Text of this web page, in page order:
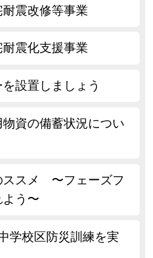
震改修等事業
震化支援事業
設置しましょう
資の備蓄状況につい
ススメ 〜フェーズフ
よう〜
学校区防災訓練を実